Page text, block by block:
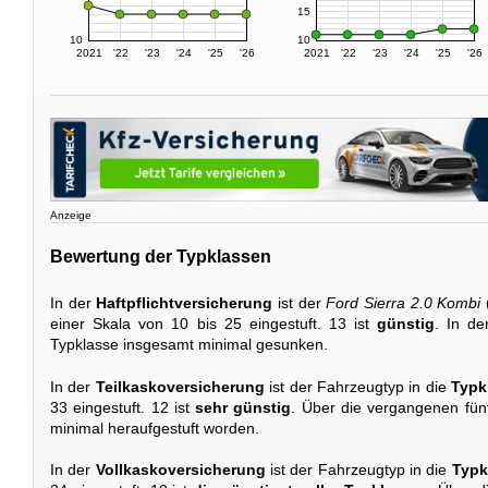
2021 '22 '23 '24 '25 '26
10
2021 '22 '23 '24 '25 '26
10
15
Anzeige
Bewertung der Typklassen
In der Haftpflichtversicherung ist derFord Sierra 2.0 Kombi
einer Skala von 10 bis 25 eingestuft. 13 istgünstig . In
Typklasse insgesamt minimal gesunken.
In der Teilkaskoversicherung ist der Fahrzeugtyp in die
33 eingestuft. 12 istsehr günstig . Über die vergangenen
minimal heraufgestuft worden.
In der Vollkaskoversicherung ist der Fahrzeugtyp in die